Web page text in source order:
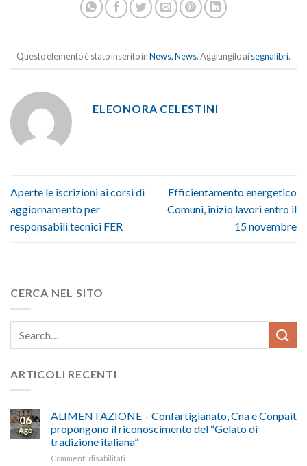
Questo elemento è stato inserito inNews,News. Aggiungilo aisegnalibri.
ELEONORA CELESTINI
Aperte le iscrizioni ai corsi di
aggiornamento per
responsabili tecnici FER
Efficientamento energetico
Comuni, inizio lavori entro il
15 novembre
CERCA NEL SITO
ARTICOLI RECENTI
06
Ago
ALIMENTAZIONE – Confartigianato, Cna e Conpait
propongono il riconoscimento del “Gelato di
tradizione italiana”
Commenti disabilitati